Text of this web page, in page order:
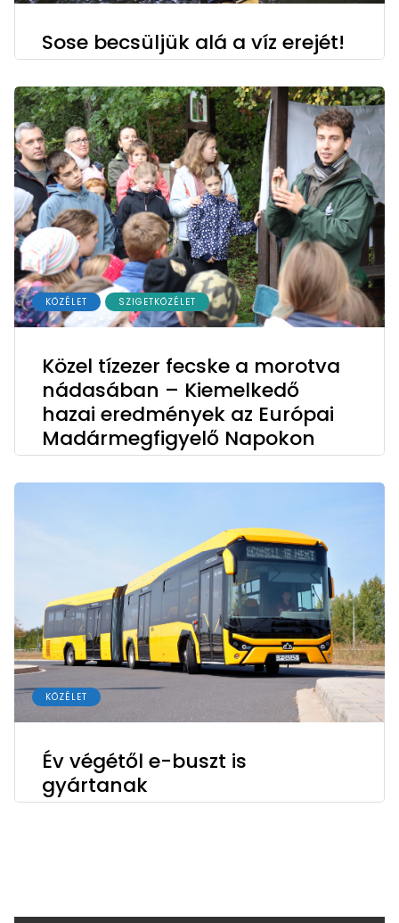
Sose becsüljük alá a víz erejét!
KÖZÉLET SZIGETKÖZÉLET
Közel tízezer fecske a morotva
nádasában – Kiemelkedő
hazai eredmények az Európai
Madármegfigyelő Napokon
KÖZÉLET
Év végétől e-buszt is
gyártanak